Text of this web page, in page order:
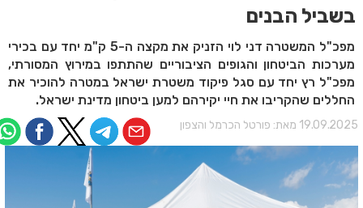
בשביל הבנים
מפכ"ל המשטרה דני לוי הזניק את מקצה ה-5 ק"מ יחד עם בכירי
מערכות הביטחון והגופים הציבוריים שהתתפו במירוץ המסורתי,
מפכ"ל רץ יחד עם סגל פיקוד משטרת ישראל במטרה להוכיר את
החללים שהקריבו את חיי יקירהם למען ביטחון מדינת ישראל.
מאת: פורטל הכרמל והצפון